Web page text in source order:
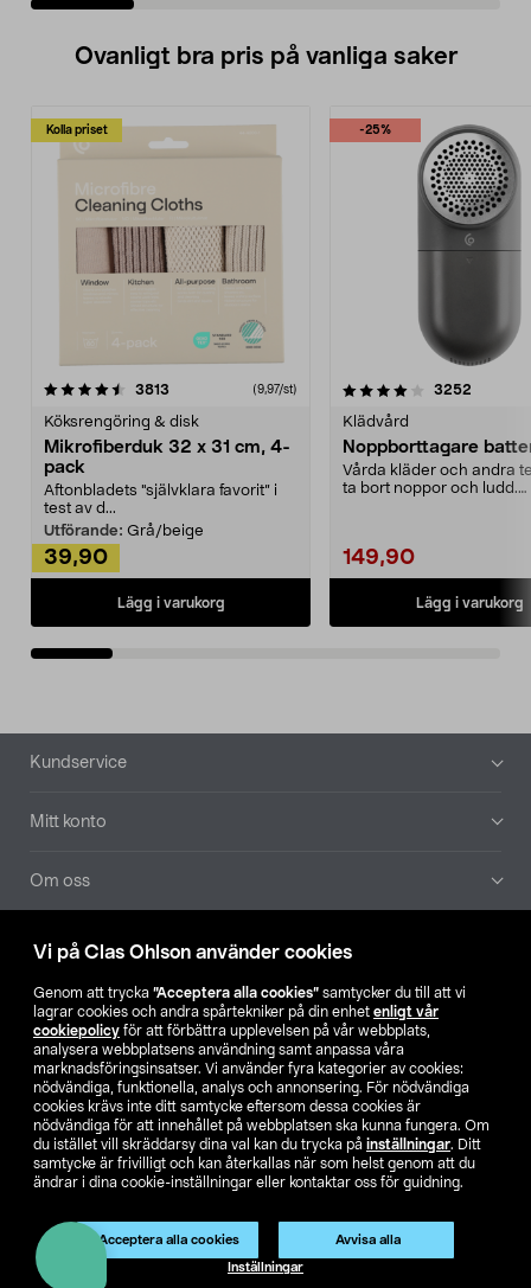
Vi på Clas Ohlson använder cookies
Genom att trycka ”Acceptera alla cookies” samtycker du till att vi
lagrar cookies och andra spårtekniker på din enhet enligt vår
cookiepolicy för att förbättra upplevelsen på vår webbplats,
analysera webbplatsens användning samt anpassa våra
marknadsföringsinsatser. Vi använder fyra kategorier av cookies:
nödvändiga, funktionella, analys och annonsering. För nödvändiga
cookies krävs inte ditt samtycke eftersom dessa cookies är
nödvändiga för att innehållet på webbplatsen ska kunna fungera. Om
du istället vill skräddarsy dina val kan du trycka på inställningar. Ditt
samtycke är frivilligt och kan återkallas när som helst genom att du
ändrar i dina cookie-inställningar eller kontaktar oss för guidning.
Acceptera alla cookies Avvisa alla
Inställningar
Ovanligt bra pris på vanliga saker
Kolla priset
3813 (9,97/st)
Köksrengöring & disk
Mikrofiberduk 32 x 31 cm, 4-
pack
Aftonbladets "självklara favorit” i
test av d...
Utförande: Grå/beige
39,90
Lägg i varukorg
-25%
4.0av 5 stjärnor 3252
Klädvård
Noppborttagare
Vårda kläder och andra
ta bort noppor och ludd.
149,90
Lägg i varukorg
4.5av 5 stjärnor
Sidfot
Kundservice
Mitt konto
Om oss
Aktuellt
Våra bolag
Hitta butik
SE NO FI
Privacy statement Klubbvillkor